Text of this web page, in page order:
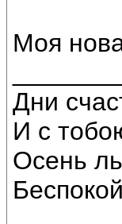
Моя
Дни
И с
Осень